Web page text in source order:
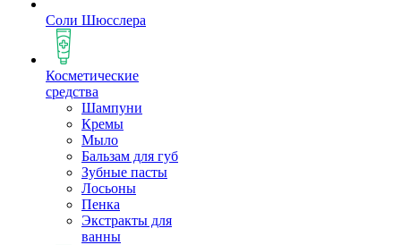
Соли Шюсслера
Косметические
средства
Шампуни
Кремы
Мыло
Бальзам для губ
Зубные пасты
Лосьоны
Пенка
Экстракты для
ванны